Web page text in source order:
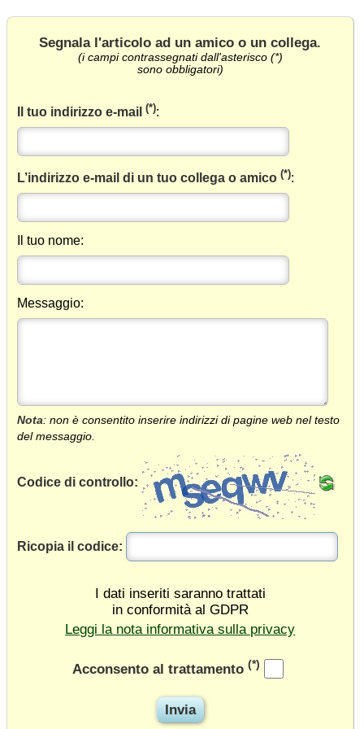
Segnala l'articolo ad un amico o un collega.
(i campi contrassegnati dall'asterisco (*)
sono obbligatori)
Il tuo indirizzo e-mail(*):
L’indirizzo e-mail di un tuo collega o amico(*):
Il tuo nome:
Messaggio:
Nota: non è consentito inserire indirizzi di pagine web nel testo
del messaggio.
Codice di controllo:
Ricopia il codice:
I dati inseriti saranno trattati
in conformità al GDPR
Leggi la nota informativa sulla privacy
Acconsento al trattamento (*)